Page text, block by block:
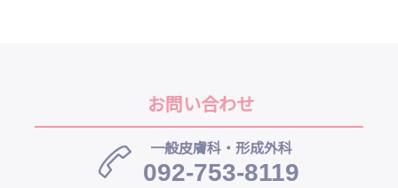
お問い合わせ
一般皮膚科・形成外科
092-753-8119